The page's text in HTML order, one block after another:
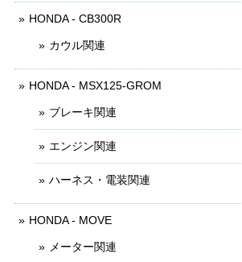
HONDA - CB300R
カウル関連
HONDA - MSX125-GROM
ブレーキ関連
エンジン関連
ハーネス・電装関連
HONDA - MOVE
メーター関連